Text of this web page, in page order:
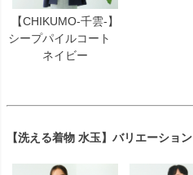
【CHIKUMO-千雲-】
シープパイルコート
ネイビー
【洗える着物 水玉】バリエーション